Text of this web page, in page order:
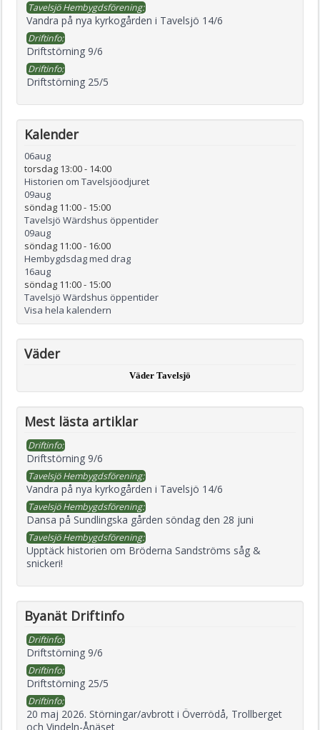
Tavelsjö Hembygdsförening:
Vandra på nya kyrkogården i Tavelsjö 14/6
Driftinfo:
Driftstörning 9/6
Driftinfo:
Driftstörning 25/5
Kalender
06aug
torsdag 13:00- 14:00
Historien om Tavelsjöodjuret
09aug
söndag 11:00- 15:00
Tavelsjö Wärdshus öppentider
09aug
söndag 11:00- 16:00
Hembygdsdag med drag
16aug
söndag 11:00- 15:00
Tavelsjö Wärdshus öppentider
Visa hela kalendern
Väder
Väder Tavelsjö
Mest lästa artiklar
Driftinfo:
Driftstörning 9/6
Tavelsjö Hembygdsförening:
Vandra på nya kyrkogården i Tavelsjö 14/6
Tavelsjö Hembygdsförening:
Dansa på Sundlingska gården söndag den 28 juni
Tavelsjö Hembygdsförening:
Upptäck historien om Bröderna Sandströms såg &
snickeri!
Byanät Driftinfo
Driftinfo:
Driftstörning 9/6
Driftinfo:
Driftstörning 25/5
Driftinfo:
20 maj 2026. Störningar/avbrott i Överrödå, Trollberget
och Vindeln-Ånäset